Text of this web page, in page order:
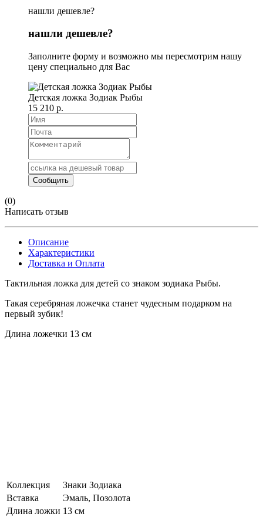
нашли дешевле?
нашли дешевле?
Заполните форму и возможно мы пересмотрим нашу
цену специально для Вас
Детская ложка Зодиак Рыбы
15 210 р.
(0)
Написать отзыв
Описание
Характеристики
Доставка и Оплата
Тактильная ложка для детей со знаком зодиака Рыбы.
Такая серебряная ложечка станет чудесным подарком на
первый зубик!
Длина ложечки 13 см
Коллекция
Знаки Зодиака
Вставка
Эмаль, Позолота
Длина ложки 13 см